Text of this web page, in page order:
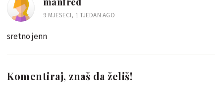
9 MJESECI, 1 TJEDAN AGO
sretno jenn
Komentiraj, znaš da želiš!